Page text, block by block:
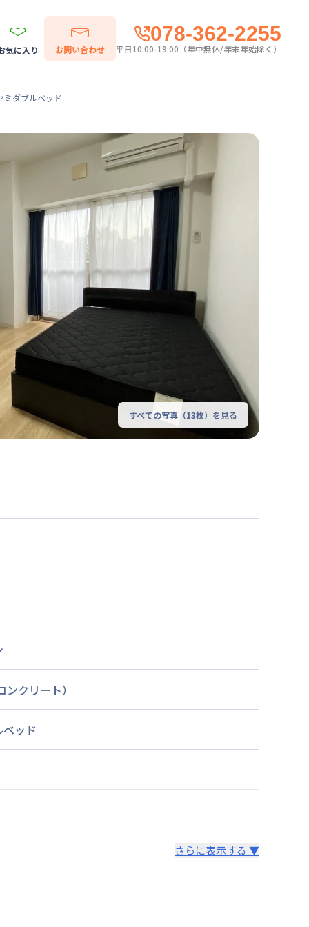
気に入り お問い合わせ
078-362-2255
平日10:00-19:00（年中無休/年末年始除く）
ミダブルベッド
すべての写真（13枚）を見る
ンクリート）
ッド
さらに表示する ▼